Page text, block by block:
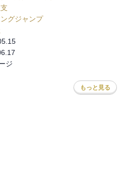
グジャンプ
ジ
もっと見る